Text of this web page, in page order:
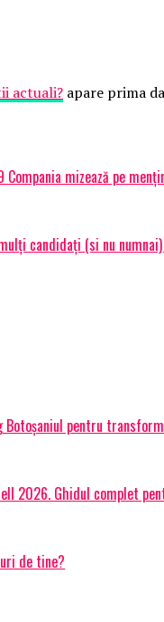
actuali? apare prima
mizează pe
candidați (si nu
pentru
2026. Ghidul complet
de tine?